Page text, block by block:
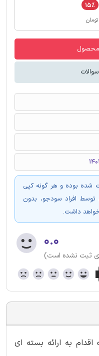
۱۵٪
تومان
محصول
شده بوده و هر گونه کپی
توسط افراد سودجو، بدون
خواهد داشت.
۰.۰
ثبت نشده است)
اقدام به ارائه بسته ای